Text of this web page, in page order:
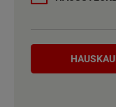
Außenmaße
Hauskaufberater